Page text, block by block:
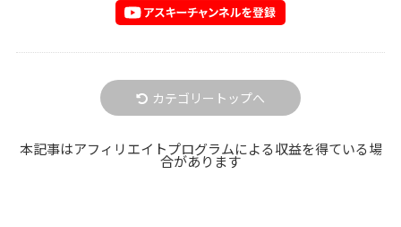
カテゴリートップへ
本記事はアフィリエイトプログラムによる収益を得ている場
合があります